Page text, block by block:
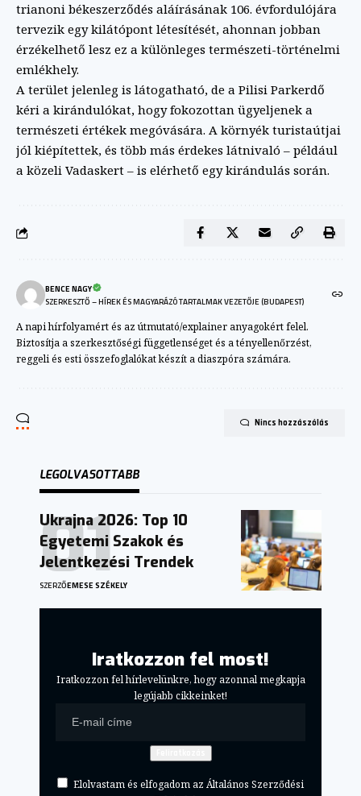
trianoni békeszerződés aláírásának 106. évfordulójára
tervezik egy kilátópont létesítését, ahonnan jobban
érzékelhető lesz ez a különleges természeti-történelmi
emlékhely.
A terület jelenleg is látogatható, de a Pilisi Parkerdő
kéri a kirándulókat, hogy fokozottan ügyeljenek a
természeti értékek megóvására. A környék turistaútjai
jól kiépítettek, és több más érdekes látnivaló – például
a közeli Vadaskert – is elérhető egy kirándulás során.
BENCE NAGY
SZERKESZTŐ – HÍREK ÉS MAGYARÁZÓ TARTALMAK VEZETŐJE (BUDAPEST)
A napi hírfolyamért és az útmutató/explainer anyagokért felel.
Biztosítja a szerkesztőségi függetlenséget és a tényellenőrzést,
reggeli és esti összefoglalókat készít a diaszpóra számára.
Nincs hozzászólás
LEGOLVASOTTABB
Ukrajna 2026: Top 10
Egyetemi Szakok és
Jelentkezési Trendek
SZERZŐEMESE SZÉKELY
Iratkozzon fel most!
Iratkozzon fel hírlevelünkre, hogy azonnal megkapja
legújabb cikkeinket!
Elolvastam és elfogadom az Általános Szerződési